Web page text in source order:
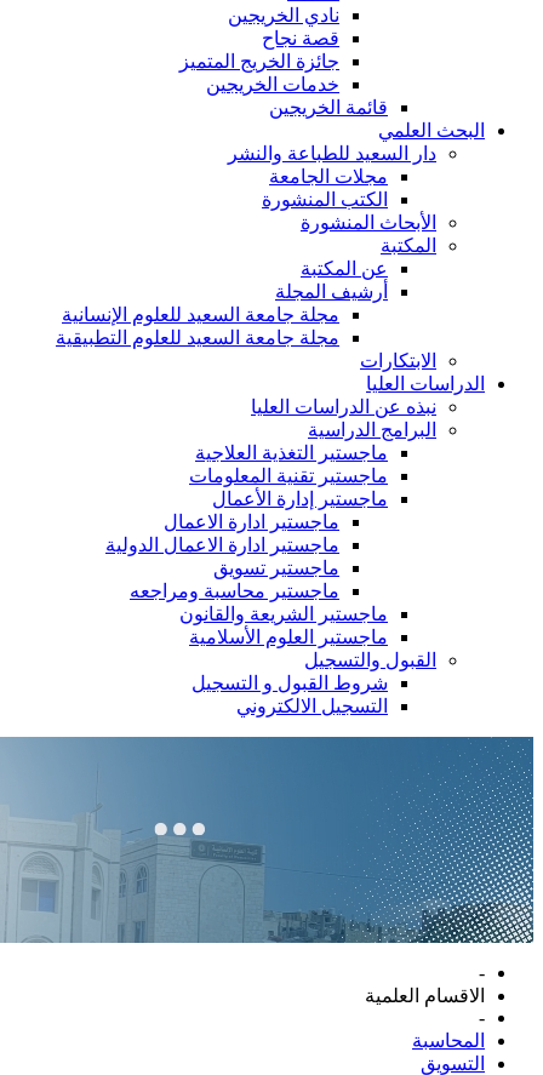
نادي الخريجين
قصة نجاح
جائزة الخريج المتميز
خدمات الخريجين
قائمة الخريجين
البحث العلمي
دار السعيد للطباعة والنشر
مجلات الجامعة
الكتب المنشورة
الأبحاث المنشورة
المكتبة
عن المكتبة
أرشيف المجلة
مجلة جامعة السعيد للعلوم الإنسانية
مجلة جامعة السعيد للعلوم التطبيقية
الابتكارات
الدراسات العليا
نبذه عن الدراسات العليا
البرامج الدراسية
ماجستير التغذية العلاجية
ماجستير تقنية المعلومات
ماجستير إدارة الأعمال
ماجستير ادارة الاعمال
ماجستير ادارة الاعمال الدولية
ماجستير تسويق
ماجستير محاسبة ومراجعه
ماجستير الشريعة والقانون
ماجستير العلوم الأسلامية
القبول والتسجيل
شروط القبول و التسجيل
التسجيل الالكتروني
-
الاقسام العلمية
-
المحاسبة
التسويق